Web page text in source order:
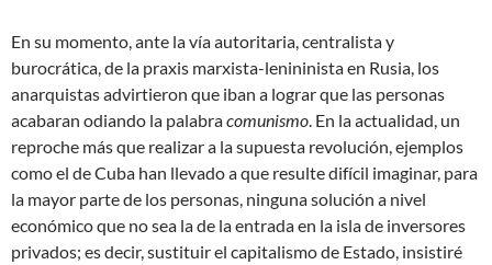
En su momento, ante la vía autoritaria, centralista y
burocrática, de la praxis marxista-lenininista en Rusia, los
anarquistas advirtieron que iban a lograr que las personas
acabaran odiando la palabracomunismo. En la actualidad, un
reproche más que realizar a la supuesta revolución, ejemplos
como el de Cuba han llevado a que resulte difícil imaginar, para
la mayor parte de los personas, ninguna solución a nivel
económico que no sea la de la entrada en la isla de inversores
privados; es decir, sustituir el capitalismo de Estado, insistiré